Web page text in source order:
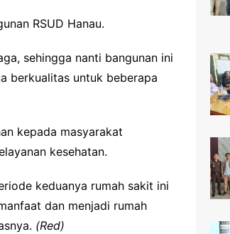
RSUD Hanau.
sehingga nanti bangunan ini
berkualitas untuk beberapa
kepada masyarakat
kesehatan.
keduanya rumah sakit ini
dan menjadi rumah
(Red)